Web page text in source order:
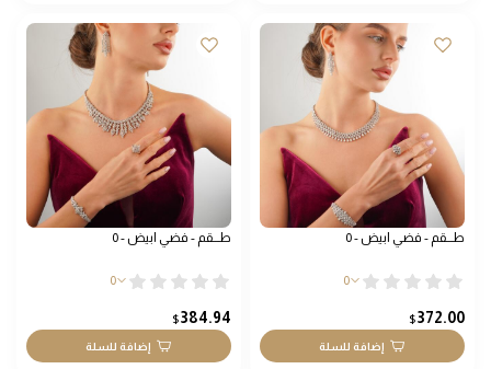
طـــقم - فضي ابيض - 0
0
372.00
$
إضافة للسلة
طـــقم - فضي ابيض - 0
0
384.94
$
إضافة للسلة